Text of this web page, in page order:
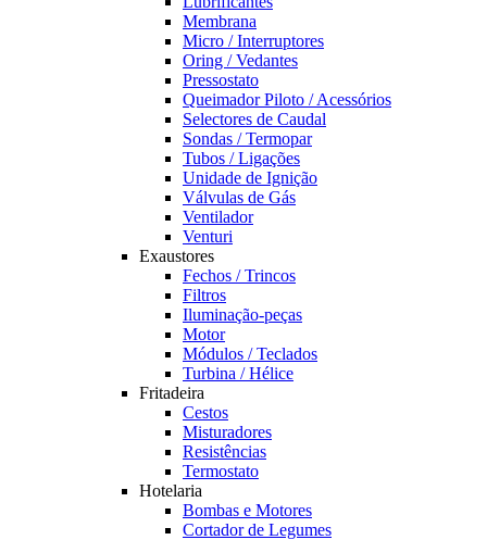
Membrana
Micro / Interruptores
Oring / Vedantes
Pressostato
Queimador Piloto / Acessórios
Selectores de Caudal
Sondas / Termopar
Tubos / Ligações
Unidade de Ignição
Válvulas de Gás
Ventilador
Venturi
Exaustores
Fechos / Trincos
Filtros
Iluminação-peças
Motor
Módulos / Teclados
Turbina / Hélice
Fritadeira
Cestos
Misturadores
Resistências
Termostato
Hotelaria
Bombas e Motores
Cortador de Legumes